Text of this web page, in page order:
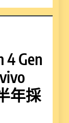
4 Gen
年採